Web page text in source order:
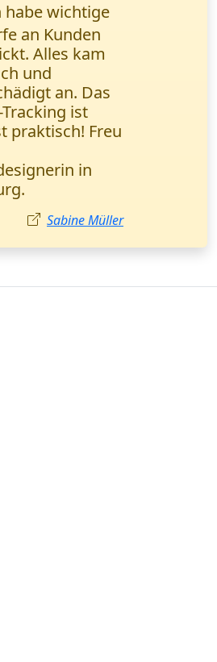
Kurier
Tag
Wichtige
wurden in 2
direkt ins
Alles
und schnell!
Anna Schmidt